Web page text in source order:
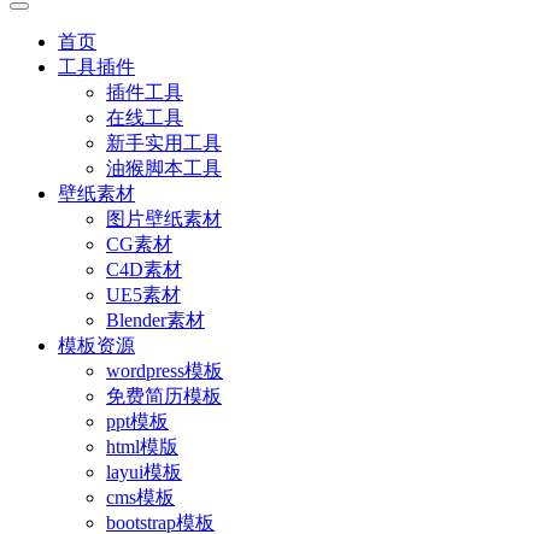
首页
工具插件
插件工具
在线工具
新手实用工具
油猴脚本工具
壁纸素材
图片壁纸素材
CG素材
C4D素材
UE5素材
Blender素材
模板资源
wordpress模板
免费简历模板
ppt模板
html模版
layui模板
cms模板
bootstrap模板